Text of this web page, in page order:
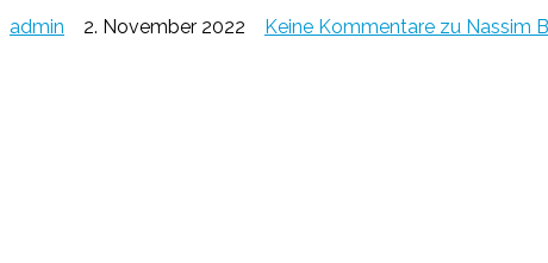
admin 2. November 2022 Keine Kommentare zu Nassim